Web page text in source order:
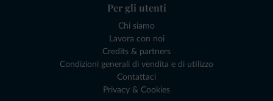
Per gli utenti
Chi siamo
Lavora con noi
Credits & partners
Condizioni generali di vendita e di utilizzo
Contattaci
Privacy & Cookies